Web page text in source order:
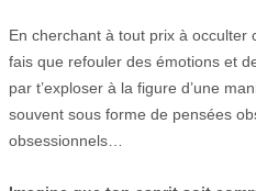
En cherchant à tout prix à occulter
fais que refouler des émotions et
par t’exploser à la figure d’une
souvent sous forme de pensées
obsessionnels…